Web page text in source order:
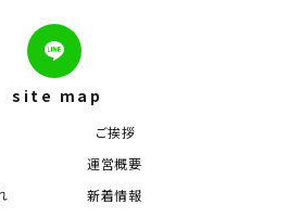
site map
ご挨拶
運営概要
新着情報